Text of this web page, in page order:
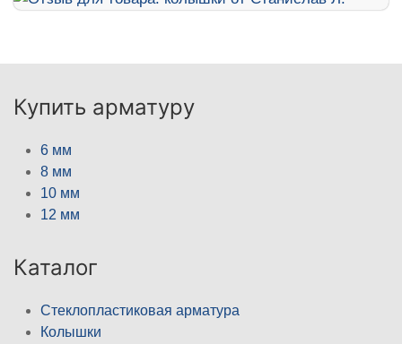
Купить арматуру
6 мм
8 мм
10 мм
12 мм
Каталог
Стеклопластиковая арматура
Колышки